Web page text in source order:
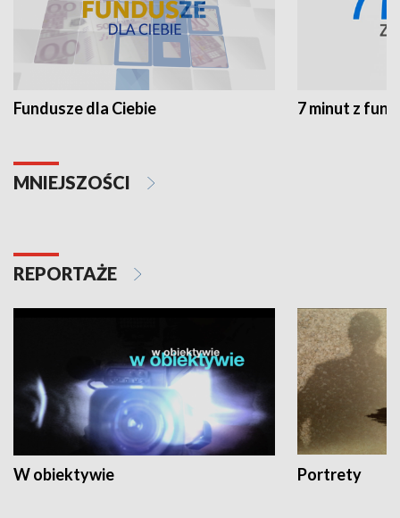
Fundusze dla Ciebie 7 minut z
MNIEJSZOŚCI
REPORTAŻE
W obiektywie Portrety